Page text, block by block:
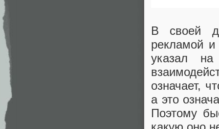
В своей
рекламой и
указал на
означает,
а это
Поэтому